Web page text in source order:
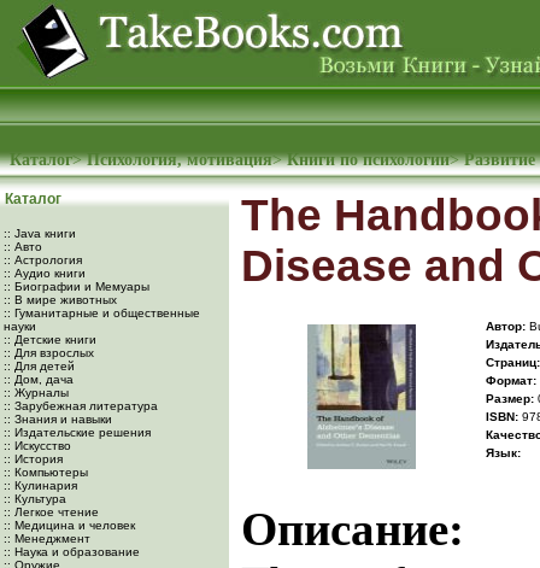
Каталог>Психология, мотивация>Книги по психологии>
Каталог
:: Java книги
:: Авто
:: Астрология
:: Аудио книги
:: Биографии и Мемуары
:: В мире животных
:: Гуманитарные и общественные
науки
:: Детские книги
:: Для взрослых
:: Для детей
:: Дом, дача
:: Журналы
:: Зарубежная литература
:: Знания и навыки
:: Издательские решения
:: Искусство
:: История
:: Компьютеры
:: Кулинария
:: Культура
:: Легкое чтение
:: Медицина и человек
:: Менеджмент
:: Наука и образование
:: Оружие
The
Disease and
Автор:
Cтраниц:
Формат:
Размер:
ISBN:
Язык:
Описание: